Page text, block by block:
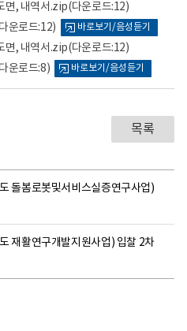
면, 내역서.zip(다운로드:12)
운로드:12) 바로보기/음성듣기
면, 내역서.zip(다운로드:12)
운로드:8)
바로보기/음성듣기
목록
돌봄로봇및서비스실증연구사업)
재활연구개발지원사업) 입찰 2차